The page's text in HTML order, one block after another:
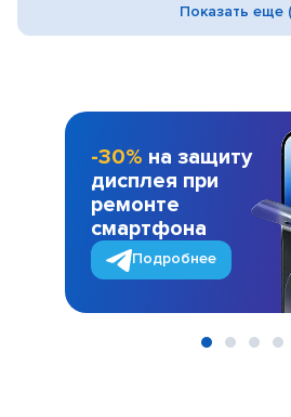
Показать еще
-30% на защиту
дисплея при
ремонте
смартфона
Подробнее